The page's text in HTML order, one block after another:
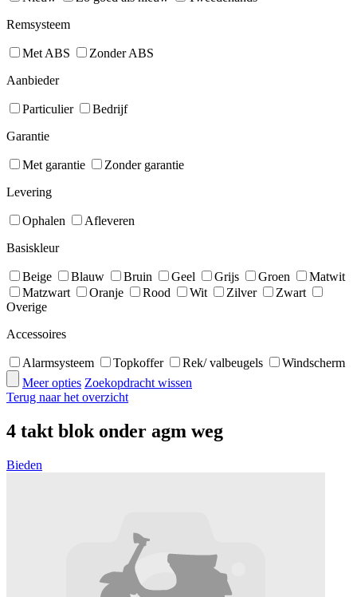
Remsysteem
Met ABS
Zonder ABS
Aanbieder
Particulier
Bedrijf
Garantie
Met garantie
Zonder garantie
Levering
Ophalen
Afleveren
Basiskleur
Beige Blauw Bruin Geel Grijs Groen
Matwit
Matzwart
Oranje Rood Wit Zilver
Zwart
Overige
Accessoires
Alarmsysteem Topkoffer Rek/ valbeugels
Windscherm
Meer opties Zoekopdracht wissen
Terug naar het overzicht
4 takt blok onder agm weg
Bieden